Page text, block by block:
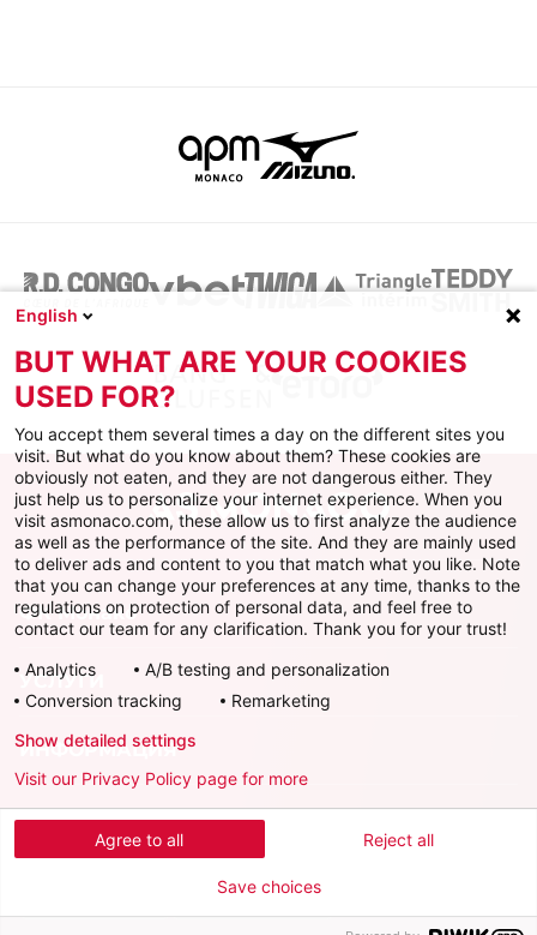
ФК Монако
УСЛУГИ
ИНФОРМАЦИЯ
Скачать официальное приложение
English
BUT WHAT ARE YOUR COOKIES
USED FOR?
You accept them several times a day on the different sites you
visit. But what do you know about them? These cookies are
obviously not eaten, and they are not dangerous either. They
just help us to personalize your internet experience. When you
visit asmonaco.com, these allow us to first analyze the audience
as well as the performance of the site. And they are mainly used
to deliver ads and content to you that match what you like. Note
that you can change your preferences at any time, thanks to the
regulations on protection of personal data, and feel free to
contact our team for any clarification. Thank you for your trust!
Analytics
A/B testing and personalization
Conversion tracking
Remarketing
Agree to all Reject all
Show detailed settings
Visit our Privacy Policy page for more
Save choices